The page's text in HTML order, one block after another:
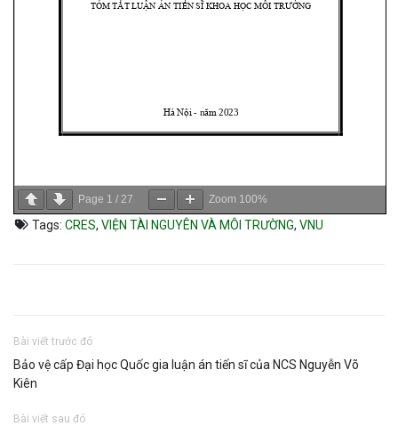
Page 1 / 27 Zoom 100%
Tags: CRES, VIỆN TÀI NGUYÊN VÀ MÔI TRƯỜNG, VNU
Bài viết trước đó
Bảo vệ cấp Đại học Quốc gia luận án tiến sĩ của NCS Nguyễn Võ
Kiên
Bài viết sau đó